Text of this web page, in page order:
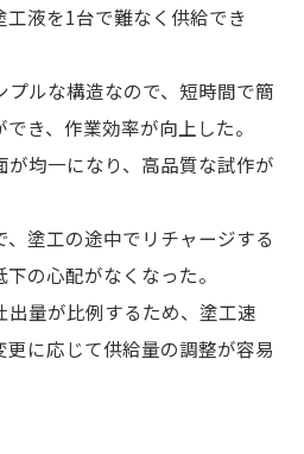
液を1台で難なく供給でき
ルな構造なので、短時間で簡
き、作業効率が向上した。
均一になり、高品質な試作が
塗工の途中でリチャージする
の心配がなくなった。
量が比例するため、塗工速
に応じて供給量の調整が容易